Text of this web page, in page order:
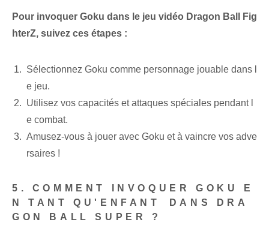
Pour invoquer Goku dans le jeu vidéo Dragon Ball Fig
hterZ, suivez ces étapes :
Sélectionnez Goku comme personnage jouable dans l
e jeu.
Utilisez vos capacités et attaques spéciales⁢ pendant l
e combat.
Amusez-vous à jouer avec Goku et à vaincre vos adve
rsaires !
5. COMMENT INVOQUER GOKU E
N TANT QU'ENFANT⁢ DANS DRA
GON BALL SUPER ?